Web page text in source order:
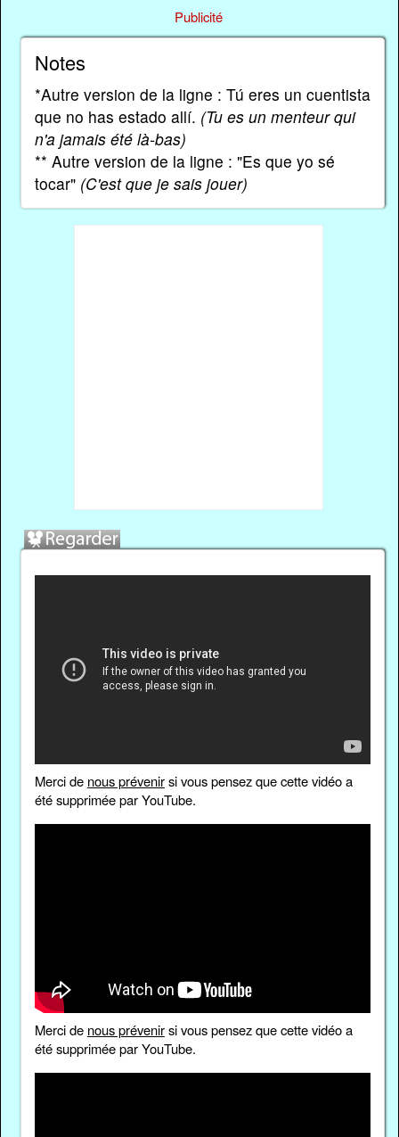
Publicité
Notes
*Autre version de la ligne : Tú eres un cuentista
que no has estado allí. (Tu es un menteur qui
n'a jamais été là-bas)
** Autre version de la ligne : "Es que yo sé
tocar" (C'est que je sais jouer)
Merci de nous prévenirsi vous pensez que cette vidéo a
été supprimée par YouTube.
Merci de nous prévenirsi vous pensez que cette vidéo a
été supprimée par YouTube.